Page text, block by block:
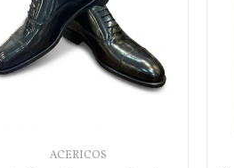
ACERICOS